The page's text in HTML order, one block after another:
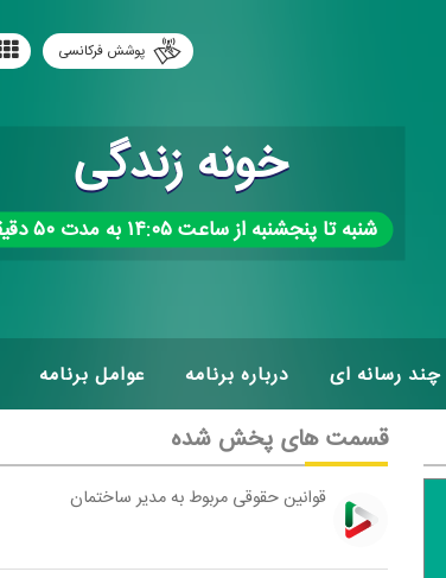
پوشش فرکانسی
خونه زندگی
شنبه تا پنجشنبه از ساعت ۱۴:۰۵ به مدت ۵۰ دقیقه
چند رسانه ای درباره برنامه عوامل برنامه
قسمت های پخش شده
قوانین حقوقی مربوط به مدیر ساختمان